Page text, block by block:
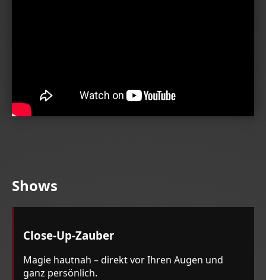
Shows
Close-Up-Zauber
Magie hautnah – direkt vor Ihren Augen und
ganz persönlich.